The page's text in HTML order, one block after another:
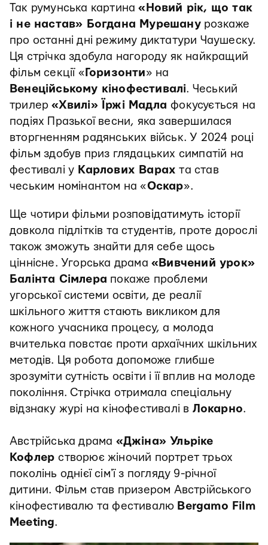
Так румунська картина«Новий рік, що так
і не настав» Богдана Мурешанурозкаже
про останні дні режиму диктатури Чаушеску.
Ця стрічка здобула нагороду як найкращий
фільм секції « Горизонти» на
Венеційському кінофестивалі. Чеський
трилер«Хвилі» Їржі Мадлафокусується на
подіях Празької весни, яка завершилася
вторгненням радянських військ. У 2024 році
фільм здобув приз глядацьких симпатій на
фестивалі у Карлових Варах та став
чеським номінантом на «Оскар».
Ще чотири фільми розповідатимуть історії
довкола підлітків та студентів, проте дорослі
також зможуть знайти для себе щось
ціннісне. Угорська драма «Вивчений урок»
Балінта Сімлера покаже проблеми
угорської системи освіти, де реалії
шкільного життя стають викликом для
кожного учасника процесу, а молода
вчителька повстає проти архаїчних шкільних
методів. Ця робота допоможе глибше
зрозуміти сутність освіти і її вплив на молоде
покоління. Стрічка отримала спеціальну
відзнаку журі на кінофестивалі в Локарно.
Австрійська драма «Джіна» Ульріке
Кофлерстворює жіночий портрет трьох
поколінь однієї сімʼї з погляду 9-річної
дитини. Фільм став призером Австрійського
кінофестивалю та фестивалю Bergamo Film
Meeting.